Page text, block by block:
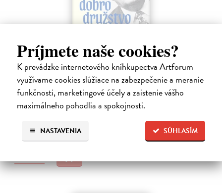
Príjmete naše cookies?
K prevádzke internetového kníhkupectva Artforum
využívame cookies slúžiace na zabezpečenie a meranie
funkčnosti, marketingové účely a zaistenie vášho
maximálneho pohodlia a spokojnosti.
SÚHLASÍM
NASTAVENIA
Dobrodružstvo prekladu
Hečko Blahoslav| Kniha
„Nádherná kniha o úskaliach prekladateľského remesla a bohatstve
nášho jazyka.“ Adam Berka, vydavateľ Blahoslav Hečko (*1915 Suchá
nad Parnou – †2002 Bratislava) je jedny´m z najvy´znamnejších
Na sklade